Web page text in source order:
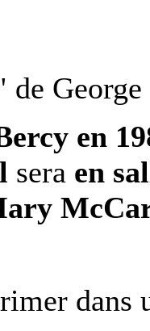
de
en
sera en
dans